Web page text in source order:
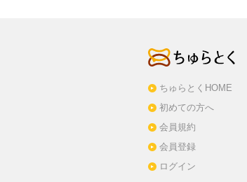
ちゅらとくHOME
初めての方へ
会員規約
会員登録
ログイン